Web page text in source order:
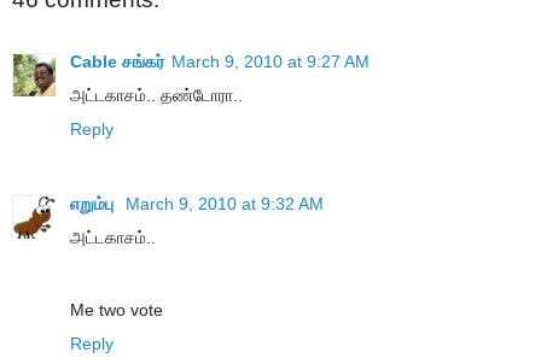
Cable சங்கர் March 9, 2010 at 9:27 AM
அட்டகாசம்.. தண்டோரா..
Reply
எறும்பு
March 9, 2010 at 9:32 AM
அட்டகாசம்..
Me two vote
Reply